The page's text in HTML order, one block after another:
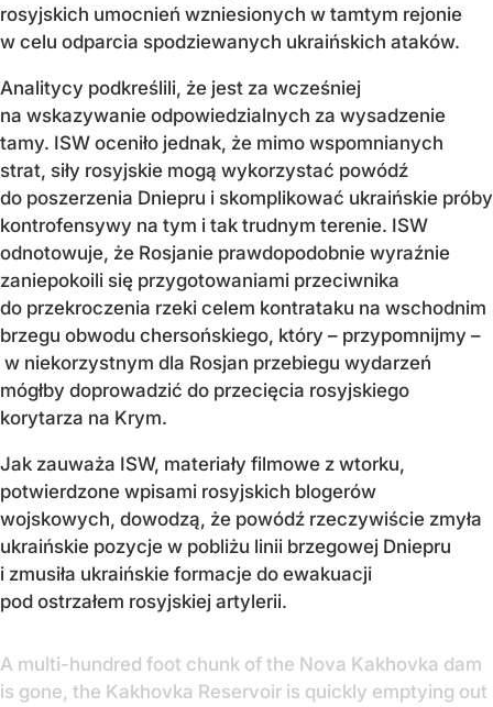
rosyjskich umocnień wzniesionych w tamtym rejonie
w celu odparcia spodziewanych ukraińskich ataków.
Analitycy podkreślili, że jest za wcześniej
na wskazywanie odpowiedzialnych za wysadzenie
tamy. ISW oceniło jednak, że mimo wspomnianych
strat, siły rosyjskie mogą wykorzystać powódź
do poszerzenia Dniepru i skomplikować ukraińskie próby
kontrofensywy na tym i tak trudnym terenie. ISW
odnotowuje, że Rosjanie prawdopodobnie wyraźnie
zaniepokoili się przygotowaniami przeciwnika
do przekroczenia rzeki celem kontrataku na wschodnim
brzegu obwodu chersońskiego, który – przypomnijmy –
w niekorzystnym dla Rosjan przebiegu wydarzeń
mógłby doprowadzić do przecięcia rosyjskiego
korytarza na Krym.
Jak zauważa ISW, materiały filmowe z wtorku,
potwierdzone wpisami rosyjskich blogerów
wojskowych, dowodzą, że powódź rzeczywiście zmyła
ukraińskie pozycje w pobliżu linii brzegowej Dniepru
i zmusiła ukraińskie formacje do ewakuacji
pod ostrzałem rosyjskiej artylerii.
A multi-hundred foot chunk of the Nova Kakhovka dam
is gone, the Kakhovka Reservoir is quickly emptying out